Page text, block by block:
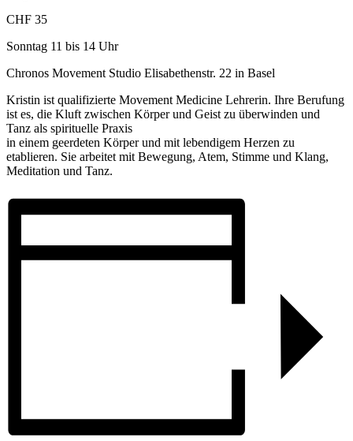
CHF 35
Sonntag 11 bis 14 Uhr
Chronos Movement Studio Elisabethenstr. 22 in Basel
Kristin ist qualifizierte Movement Medicine Lehrerin. Ihre Berufung
ist es, die Kluft zwischen Körper und Geist zu überwinden und
Tanz als spirituelle Praxis
in einem geerdeten Körper und mit lebendigem Herzen zu
etablieren. Sie arbeitet mit Bewegung, Atem, Stimme und Klang,
Meditation und Tanz.